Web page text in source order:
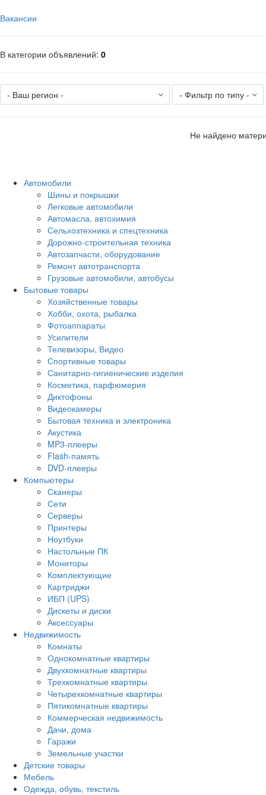
Вакансии
В категории объявлений: 0
Не найдено
Автомобили
Шины и покрышки
Легковые автомобили
Автомасла, автохимия
Сельхозтехника и спецтехника
Дорожно-строительная техника
Автозапчасти, оборудование
Ремонт автотранспорта
Грузовые автомобили, автобусы
Бытовые товары
Хозяйственные товары
Хобби, охота, рыбалка
Фотоаппараты
Усилители
Телевизоры, Видео
Спортивные товары
Санитарно-гигиенические изделия
Косметика, парфюмерия
Диктофоны
Видеокамеры
Бытовая техника и электроника
Акустика
MP3-плееры
Flash-память
DVD-плееры
Компьютеры
Сканеры
Сети
Серверы
Принтеры
Ноутбуки
Настольные ПК
Мониторы
Комплектующие
Картриджи
ИБП (UPS)
Дискеты и диски
Аксессуары
Недвижимость
Комнаты
Однокомнатные квартиры
Двухкомнатные квартиры
Трехкомнатные квартиры
Четырехкомнатные квартиры
Пятикомнатные квартиры
Коммерческая недвижимость
Дачи, дома
Гаражи
Земельные участки
Детские товары
Мебель
Одежда, обувь, текстиль